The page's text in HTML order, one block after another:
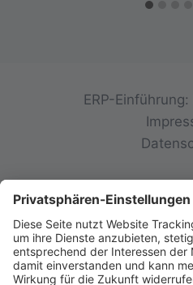
ERP-
© 2026 init-consulting AG
85092 Kösching •